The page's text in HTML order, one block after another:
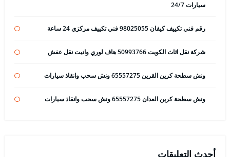
سيارات 24/7
رقم فني تكييف كيفان 98025055 فني تكييف مركزي 24 ساعة
شركة نقل اثاث الكويت 50993766 هاف لوري وانيت نقل عفش
ونش سطحة كرين القرين 65557275 ونش سحب وانقاذ سيارات
ونش سطحة كرين العدان 65557275 ونش سحب وانقاذ سيارات
أحدث التعليقات